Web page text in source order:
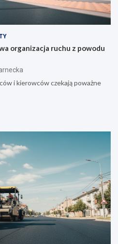
organizacja ruchu z powodu
i kierowców czekają poważne